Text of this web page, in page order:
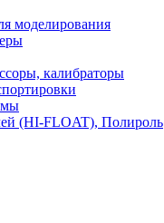
моделирования
калибраторы
(HI-FLOAT), Полироль